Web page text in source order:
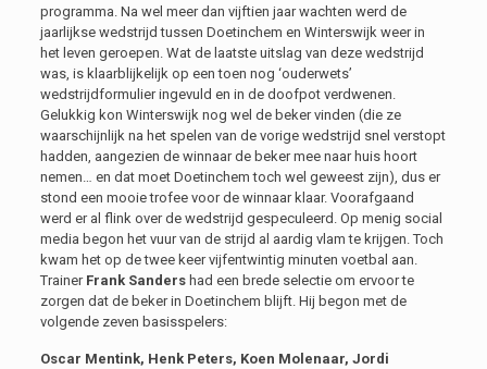
programma. Na wel meer dan vijftien jaar wachten werd de
jaarlijkse wedstrijd tussen Doetinchem en Winterswijk weer in
het leven geroepen. Wat de laatste uitslag van deze wedstrijd
was, is klaarblijkelijk op een toen nog ‘ouderwets’
wedstrijdformulier ingevuld en in de doofpot verdwenen.
Gelukkig kon Winterswijk nog wel de beker vinden (die ze
waarschijnlijk na het spelen van de vorige wedstrijd snel verstopt
hadden, aangezien de winnaar de beker mee naar huis hoort
nemen… en dat moet Doetinchem toch wel geweest zijn), dus er
stond een mooie trofee voor de winnaar klaar. Voorafgaand
werd er al flink over de wedstrijd gespeculeerd. Op menig social
media begon het vuur van de strijd al aardig vlam te krijgen. Toch
kwam het op de twee keer vijfentwintig minuten voetbal aan.
Trainer Frank Sanders had een brede selectie om ervoor te
zorgen dat de beker in Doetinchem blijft. Hij begon met de
volgende zeven basisspelers:
Oscar Mentink, Henk Peters, Koen Molenaar, Jordi